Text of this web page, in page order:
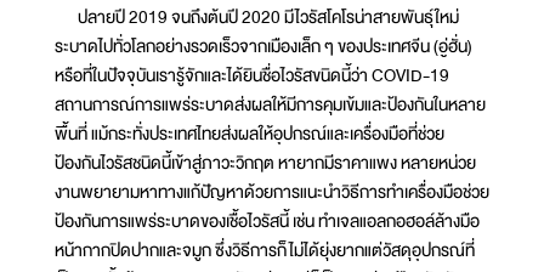
ปลายปี 2019 จนถึงต้นปี 2020 มีไวรัสโคโรน่าสายพันธุ์ใหม่
ระบาดไปทั่วโลกอย่างรวดเร็วจากเมืองเล็ก ๆ ของประเทศจีน (อู่ฮั่น)
หรือที่ในปัจจุบันเรารู้จักและได้ยินชื่อไวรัสขนิดนี้ว่า COVID-19
สถานการณ์การแพร่ระบาดส่งผลให้มีการคุมเข้มและป้องกันในหลาย
พื้นที่ แม้กระทั่งประเทศไทยส่งผลให้อุปกรณ์และเครื่องมือที่ช่วย
ป้องกันไวรัสชนิดนี้เข้าสู่ภาวะวิกฤต หายากมีราคาแพง หลายหน่วย
งานพยายามหาทางแก้ปัญหาด้วยการแนะนำวิธีการทำเครื่องมือช่วย
ป้องกันการแพร่ระบาดของเชื้อไวรัสนี้ เช่น ทำเจลแอลกอฮอล์ล้างมือ
หน้ากากปิดปากและจมูก ซึ่งวิธีการก็ไม่ได้ยุ่งยากแต่วัสดุอุปกรณ์ที่